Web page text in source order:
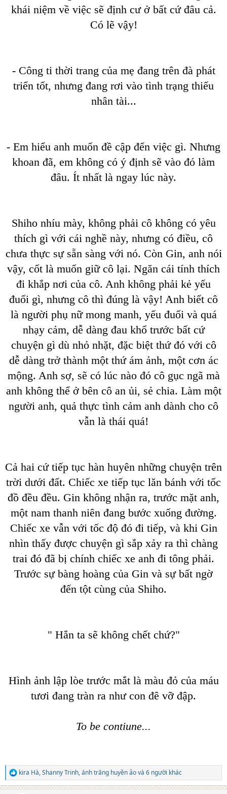
khái niệm về việc sẽ định cư ở bất cứ đâu cả.
Có lẽ vậy!
- Công ti thời trang của mẹ đang trên đà phát
triển tốt, nhưng đang rơi vào tình trạng thiếu
nhân tài...
- Em hiểu anh muốn đề cập đến việc gì. Nhưng
khoan đã, em không có ý định sẽ vào đó làm
đâu. Ít nhất là ngay lúc này.
Shiho nhíu mày, không phải cô không có yêu
thích gì với cái nghề này, nhưng có điều, cô
chưa thực sự sẵn sàng với nó. Còn Gin, anh nói
vậy, cốt là muốn giữ cô lại. Ngăn cái tính thích
đi khắp nơi của cô. Anh không phải kẻ yếu
đuối gì, nhưng cô thì đúng là vậy! Anh biết cô
là người phụ nữ mong manh, yếu đuối và quá
nhạy cảm, dễ dàng đau khổ trước bất cứ
chuyện gì dù nhỏ nhặt, đặc biệt thứ đó với cô
dễ dàng trở thành một thứ ám ảnh, một cơn ác
mộng. Anh sợ, sẽ có lúc nào đó cô gục ngã mà
anh không thể ở bên cô an ủi, sẻ chia. Làm một
người anh, quả thực tình cảm anh dành cho cô
vẫn là thái quá!
Cả hai cứ tiếp tục hàn huyên những chuyện trên
trời dưới đất. Chiếc xe tiếp tục lăn bánh với tốc
đồ đều đều. Gin không nhận ra, trước mặt anh,
một nam thanh niên đang bước xuống đường.
Chiếc xe vẫn với tốc độ đó đi tiếp, và khi Gin
nhìn thấy được chuyện gì sắp xảy ra thì chàng
trai đó đã bị chính chiếc xe anh đi tông phải.
Trước sự bàng hoàng của Gin và sự bất ngờ
đến tột cùng của Shiho.
" Hắn ta sẽ không chết chứ?"
Hình ảnh lập lòe trước mắt là màu đỏ của máu
tươi đang tràn ra như con đê vỡ đập.
To be contiune...
R
e
kira Hà,Shanny Trinh,ánh trăng huyền ảovà 6 người khác